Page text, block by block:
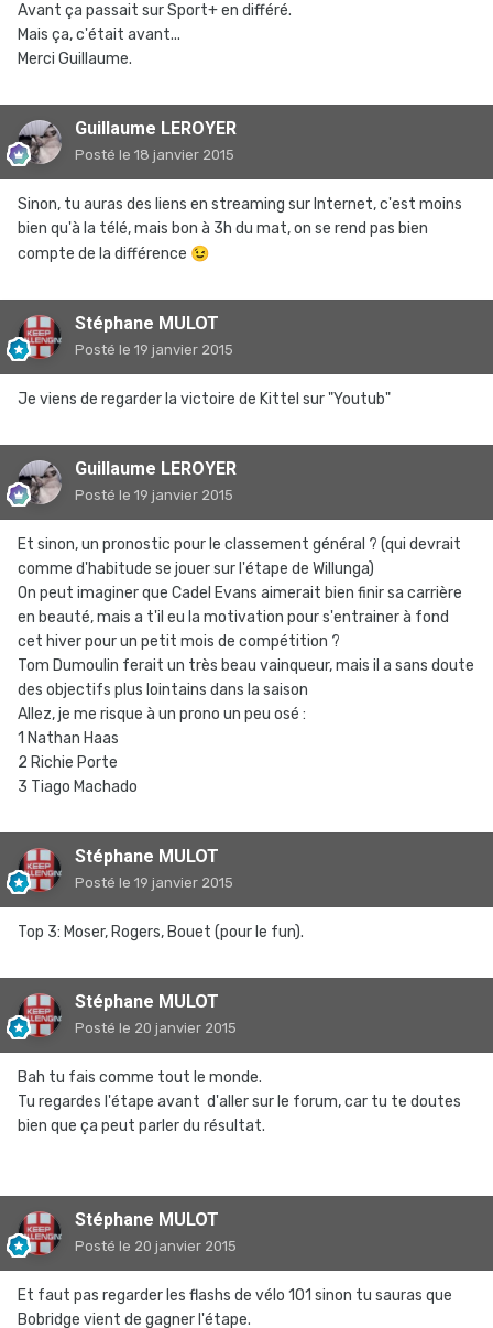
Avant ça passait sur Sport+ en différé.
Mais ça, c'était avant...
Merci Guillaume.
Guillaume LEROYER
Posté le 18 janvier 2015
Sinon, tu auras des liens en streaming sur Internet, c'est moins
bien qu'à la télé, mais bon à 3h du mat, on se rend pas bien
compte de la différence 😉
Stéphane MULOT
Posté le 19 janvier 2015
Je viens de regarder la victoire de Kittel sur "Youtub"
Guillaume LEROYER
Posté le 19 janvier 2015
Et sinon, un pronostic pour le classement général ? (qui devrait
comme d'habitude se jouer sur l'étape de Willunga)
On peut imaginer que Cadel Evans aimerait bien finir sa carrière
en beauté, mais a t'il eu la motivation pour s'entrainer à fond
cet hiver pour un petit mois de compétition ?
Tom Dumoulin ferait un très beau vainqueur, mais il a sans doute
des objectifs plus lointains dans la saison
Allez, je me risque à un prono un peu osé :
1 Nathan Haas
2 Richie Porte
3 Tiago Machado
Stéphane MULOT
Posté le 19 janvier 2015
Top 3: Moser, Rogers, Bouet (pour le fun).
Stéphane MULOT
Posté le 20 janvier 2015
Bah tu fais comme tout le monde.
Tu regardes l'étape avant d'aller sur le forum, car tu te doutes
bien que ça peut parler du résultat.
Stéphane MULOT
Posté le 20 janvier 2015
Et faut pas regarder les flashs de vélo 101 sinon tu sauras que
Bobridge vient de gagner l'étape.